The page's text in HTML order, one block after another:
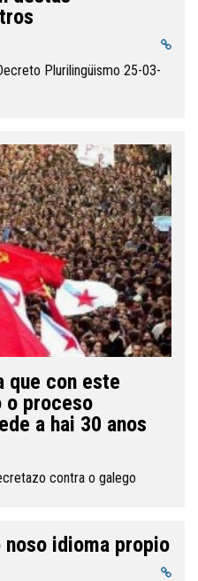
Plurilingüismo 25-03-
que con este
o proceso
a hai 30 anos
contra o galego
noso idioma propio